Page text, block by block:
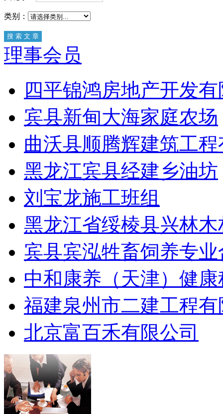
类别：
理事会员
四平锦鸿房地产开发
宾县新甸大海家庭农场
曲沃县顺腾辉建筑工
黑龙江宾县经建乡油坊
刘宝龙施工班组
黑龙江省绥棱县兴林
宾县宾泓牲畜饲养专
中和康养（天津）健
福建泉州市二建工程
北京富百禾有限公司